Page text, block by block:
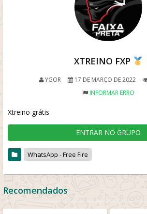
XTREINO FXP
YGOR 17 DE MARÇO DE 2022
INFORMAR ERRO
Xtreino grátis
ENTRAR NO GRUPO
WhatsApp - Free Fire
Recomendados